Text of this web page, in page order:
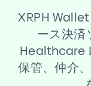
XRPH
ース決済
Healthcare
保管、仲介